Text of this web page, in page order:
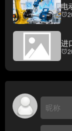
电
access_alarms
进
access_alarms